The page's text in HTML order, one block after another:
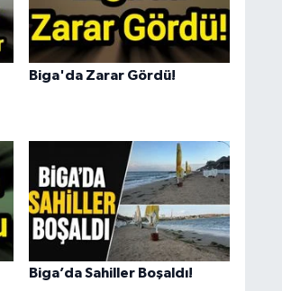
Biga'da Zarar Gördü!
Biga’da Sahiller Boşaldı!